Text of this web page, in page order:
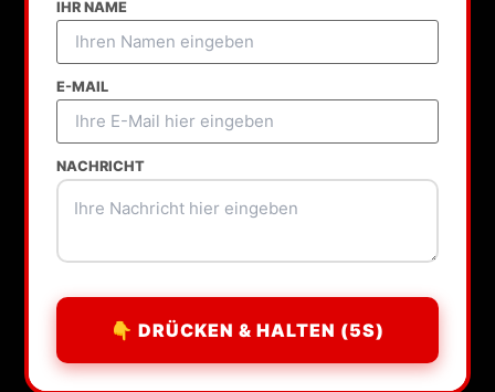
IHR NAME
E-MAIL
NACHRICHT
👇 DRÜCKEN & HALTEN (5S)